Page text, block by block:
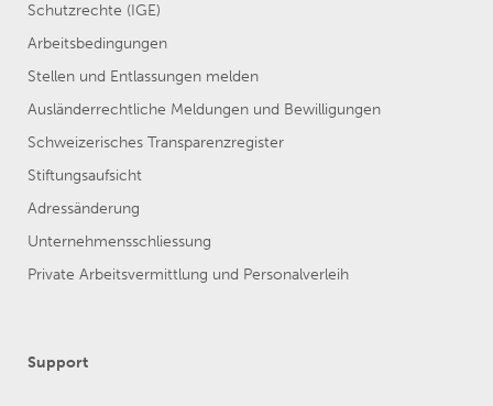
Schutzrechte (IGE)
Arbeitsbedingungen
Stellen und Entlassungen melden
Ausländerrechtliche Meldungen und Bewilligungen
Schweizerisches Transparenzregister
Stiftungsaufsicht
Adressänderung
Unternehmensschliessung
Private Arbeitsvermittlung und Personalverleih
Support